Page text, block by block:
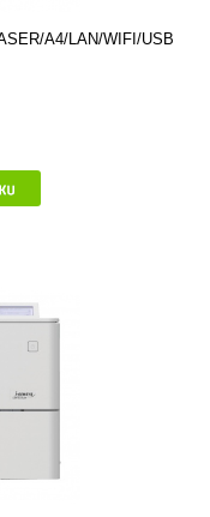
A4/LAN/WIFI/USB